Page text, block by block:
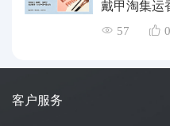
戴甲淘集运
指南
57 0
客户服务